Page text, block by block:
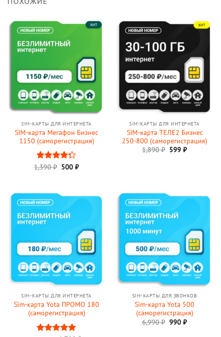
SIM-КАРТЫ ДЛЯ ИНТЕРНЕТА
SIM-карта Мегафон Бизнес
1150 (саморегистрация)
Оценка
1,390₽ Первоначальная
500₽Текущая
SIM-КАРТЫ ДЛЯ ИНТЕРНЕТА
SIM-карта ТЕЛЕ2 Бизнес
250-800 (саморегистрация)
1,890₽ 599₽
SIM-КАРТЫ ДЛЯ ИНТЕРНЕТА
Sim-карта Yota ПРОМО 180
(саморегистрация)
SIM-КАРТЫ ДЛЯ ЗВОНКОВ
Sim-карта Yota 500
(саморегистрация)
6,990₽ Первоначальная
990₽Текущая